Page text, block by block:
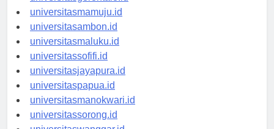
universitasgorontalo.id
universitasmamuju.id
universitasambon.id
universitasmaluku.id
universitassofifi.id
universitasjayapura.id
universitaspapua.id
universitasmanokwari.id
universitassorong.id